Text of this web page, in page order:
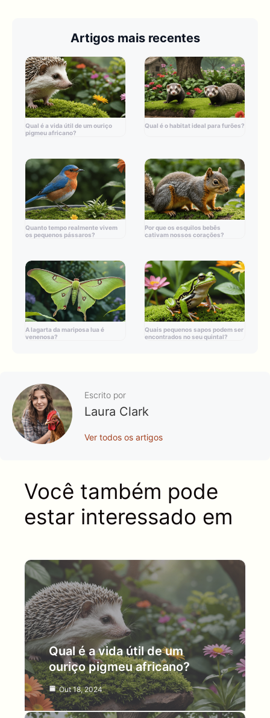
Artigos mais recentes
Qual é a vida útil de um ouriço
pigmeu africano?
Qual é o habitat ideal para furões?
Quanto tempo realmente vivem
os pequenos pássaros?
Por que os esquilos bebês
cativam nossos corações?
A lagarta da mariposa lua é
venenosa?
Quais pequenos sapos podem ser
encontrados no seu quintal?
Escrito por
Laura Clark
Ver todos os artigos
Você também pode
estar interessado em
Qual é a vida útil de um
ouriço pigmeu africano?
Out 18, 2024